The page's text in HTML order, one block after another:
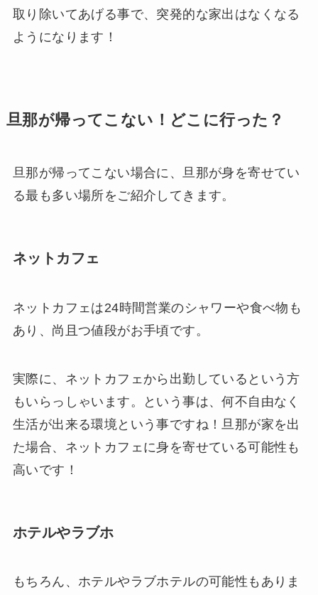
取り除いてあげる事で、突発的な家出はなくなる
ようになります！
旦那が帰ってこない！どこに行った？
旦那が帰ってこない場合に、旦那が身を寄せてい
る最も多い場所をご紹介してきます。
ネットカフェ
ネットカフェは24時間営業のシャワーや食べ物も
あり、尚且つ値段がお手頃です。
実際に、ネットカフェから出勤しているという方
もいらっしゃいます。という事は、何不自由なく
生活が出来る環境という事ですね！旦那が家を出
た場合、ネットカフェに身を寄せている可能性も
高いです！
ホテルやラブホ
もちろん、ホテルやラブホテルの可能性もありま